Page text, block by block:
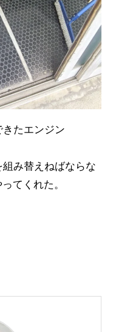
たエンジン
み替えねばならな
てくれた。